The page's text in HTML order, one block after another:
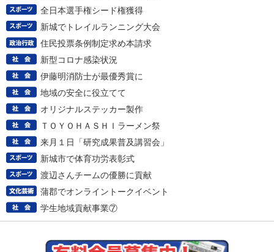
全日本選手権シード権獲得
新城でトレイルランニング大会
住民投票条例制定求め本請求
新型コロナ感染状況
伊藤明消防士が最優秀賞に
地域の安全に役立てて
オリジナルステッカー製作
ＴＯＹＯＨＡＳＨＩラーメン祭
来月１日「研究成果普及講習会」
新城市で体育功労表彰式
渡辺さんチームの優勝に貢献
蒲郡でオンライントークイベント
学生地域貢献事業⑦